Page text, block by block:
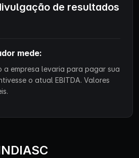
de resultados
mede:
a empresa levaria para pagar sua
o atual EBITDA. Valores